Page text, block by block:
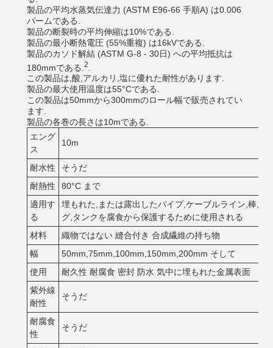
製品の平均水蒸気伝達力 (ASTM E96-66 手順A) は0.006
パームである.
製品の断裂時の平均伸縮は10%である.
製品の最小断熱電圧 (55%重複) は16kVである.
製品のカソド解結 (ASTM G-8 - 30日) への平均抵抗は
180mmである. 2
この製品は,酸,アルカリ,塩に優れた耐性があります.
製品の最大使用温度は55°Cである.
この製品は50mmから300mmのロール幅で販売されてい
ます.
製品の各巻の長さは10mである.
エング
ス
10m
耐水性
そうだ
耐熱性
80°C まで
適用す
る
埋もれた,または露出したパイプ,ケーブルライン,棒,冷
グ,タンクを腐食から保護するために使用される
材料
織物ではない 縫合付き 合成繊維の持ち物
幅
50mm,75mm,100mm,150mm,200mm そして
使用
耐久性 耐腐食 密封 防水 気中に埋もれた金属表面
紫外線
耐性
そうだ
耐腐食
性
そうだ